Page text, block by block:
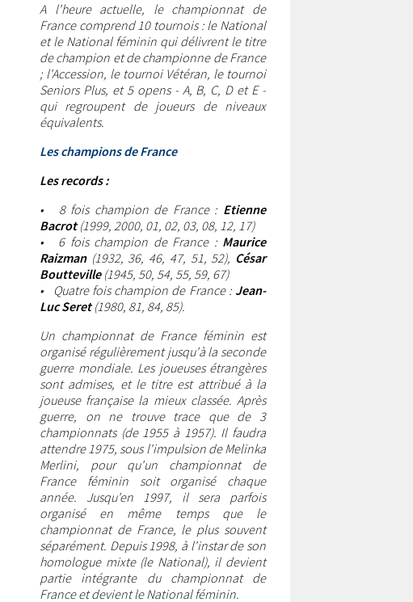
A l'heure actuelle, le championnat de
France comprend 10 tournois : le National
et le National féminin qui délivrent le titre
de champion et de championne de France
; l'Accession, le tournoi Vétéran, le tournoi
Seniors Plus, et 5 opens - A, B, C, D et E -
qui regroupent de joueurs de niveaux
équivalents.
Les champions de France
Les records :
• 8 fois champion de France: Etienne
Bacrot(1999, 2000, 01, 02, 03, 08, 12, 17)
• 6 fois champion de France: Maurice
Raizman (1932, 36, 46, 47, 51, 52), César
Boutteville (1945, 50, 54, 55, 59, 67)
•
Quatre fois champion de France: Jean-
Luc Seret(1980, 81, 84, 85).
Un championnat de France féminin est
organisé régulièrement jusqu'à la seconde
guerre mondiale. Les joueuses étrangères
sont admises, et le titre est attribué à la
joueuse française la mieux classée. Après
guerre, on ne trouve trace que de 3
championnats (de 1955 à 1957). Il faudra
attendre 1975, sous l'impulsion de Melinka
Merlini, pour qu'un championnat de
France féminin soit organisé chaque
année. Jusqu'en 1997, il sera parfois
organisé en même temps que le
championnat de France, le plus souvent
séparément. Depuis 1998, à l'instar de son
homologue mixte (le National), il devient
partie intégrante du championnat de
France et devient le National féminin.